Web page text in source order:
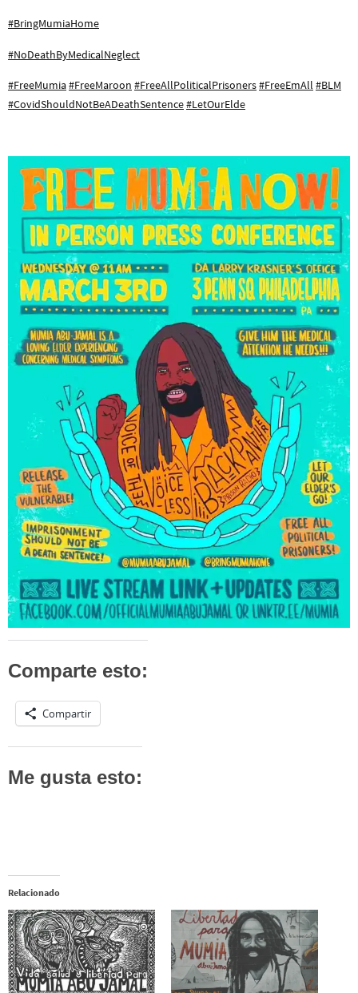
#BringMumiaHome
#NoDeathByMedicalNeglect
#FreeMumia#FreeMaroon #FreeAllPoliticalPrisoners#FreeEmAll #BLM
#CovidShouldNotBeADeathSentence#LetOurElde
Comparte esto:
Compartir
Me gusta esto:
Relacionado